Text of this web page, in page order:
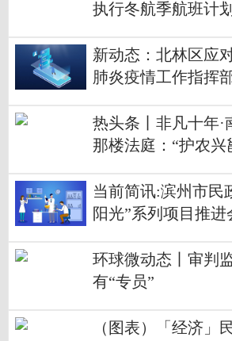
执行冬航季航班计划
新动态：北林区应
肺炎疫情工作指挥
热头条丨非凡十年·
那楼法庭：“护农兴
当前简讯:滨州市民
阳光”系列项目推进
环球微动态丨审判
有“专员”
（图表）「经济」